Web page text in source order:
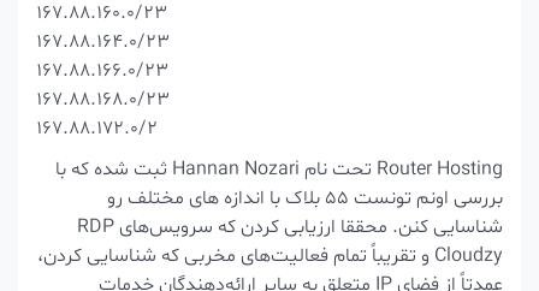
167.88.160.0/23
167.88.164.0/23
167.88.166.0/23
167.88.168.0/23
167.88.172.0/2
Router Hosting تحت نام Hannan Nozari ثبت شده که با
بررسی اونم تونست 55 بلاک با اندازه های مختلف رو
شناسایی کنن. محققا
ارزیابی کردن که سرویس‌های RDP
Cloudzy و تقریباً تمام فعالیت‌های مخربی که شناسایی کردن،
عمدتاً از فضای IP متعلق به سایر ارائه‌دهندگان خدمات